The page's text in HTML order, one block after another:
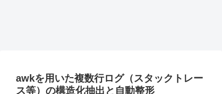
awkを用いた複数行ログ（スタックトレー
ス等）の構造化抽出と自動整形